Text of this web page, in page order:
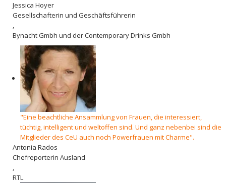
Jessica Hoyer
Gesellschafterin und Geschäftsführerin
,
Bynacht Gmbh und der Contemporary Drinks Gmbh
"Eine beachtliche Ansammlung von Frauen, die interessiert,
tüchtig, intelligent und weltoffen sind. Und ganz nebenbei sind die
Mitglieder des CeU auch noch Powerfrauen mit Charme".
Antonia Rados
Chefreporterin Ausland
,
RTL